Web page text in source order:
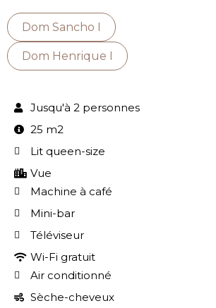
Dom Sancho I
Dom Henrique I
Jusqu'à 2 personnes
25 m2
Lit queen-size
Vue
Machine à café
Mini-bar
Téléviseur
Wi-Fi gratuit
Air conditionné
Sèche-cheveux